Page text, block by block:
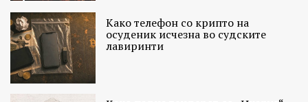
Како телефон со крипто на
осуденик исчезна во судските
лавиринти